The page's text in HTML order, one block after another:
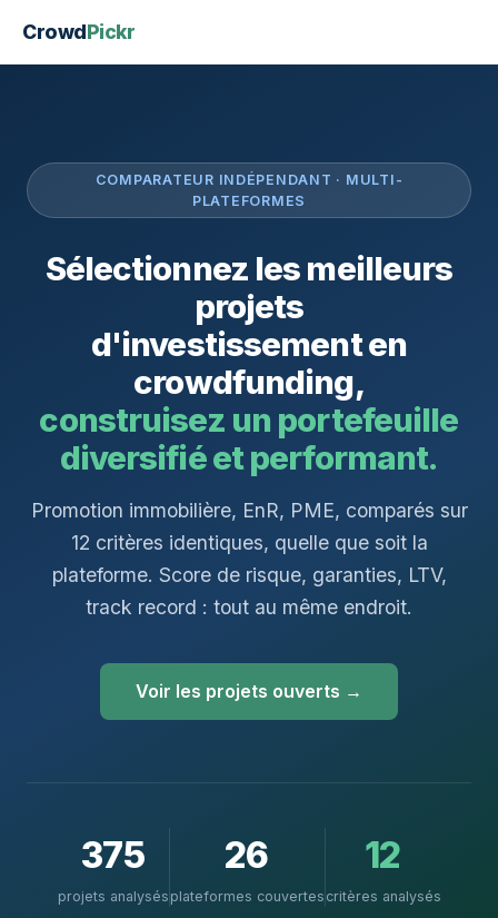
CrowdPickr
COMPARATEUR INDÉPENDANT · MULTI-
PLATEFORMES
Sélectionnez les meilleurs
projets
d'investissement en
crowdfunding,
construisez un portefeuille
diversifié et performant.
Promotion immobilière, EnR, PME, comparés sur
12 critères identiques, quelle que soit la
plateforme. Score de risque, garanties, LTV,
track record : tout au même endroit.
Voir les projets ouverts →
375
projets analysés
26
plateformes couvertes
12
critères analysés